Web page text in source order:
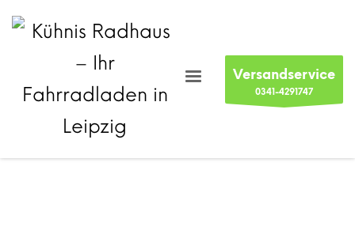
Versandservice
0341-4291747